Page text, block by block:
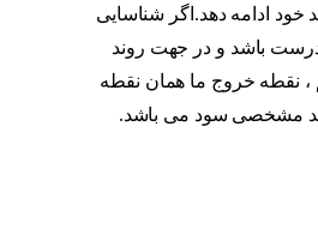
خود ادامه دهد.اگر شناسایی
باشد و در جهت روند
، نقطه خروج ما همان نقطه
مشخصی سود می باشد.